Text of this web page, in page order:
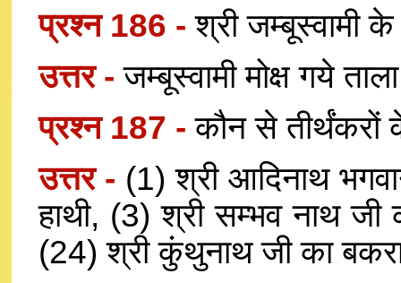
प्रश्न 186 -श्री जम्बूस्वामी
उत्तर -जम्बूस्वामी मोक्ष गये
प्रश्न 187 -कौन से तीर्थंकरों
उत्तर - (1) श्री आदिनाथ
हाथी, (3) श्री सम्भव नाथ जी
(24) श्री कुंथुनाथ जी का